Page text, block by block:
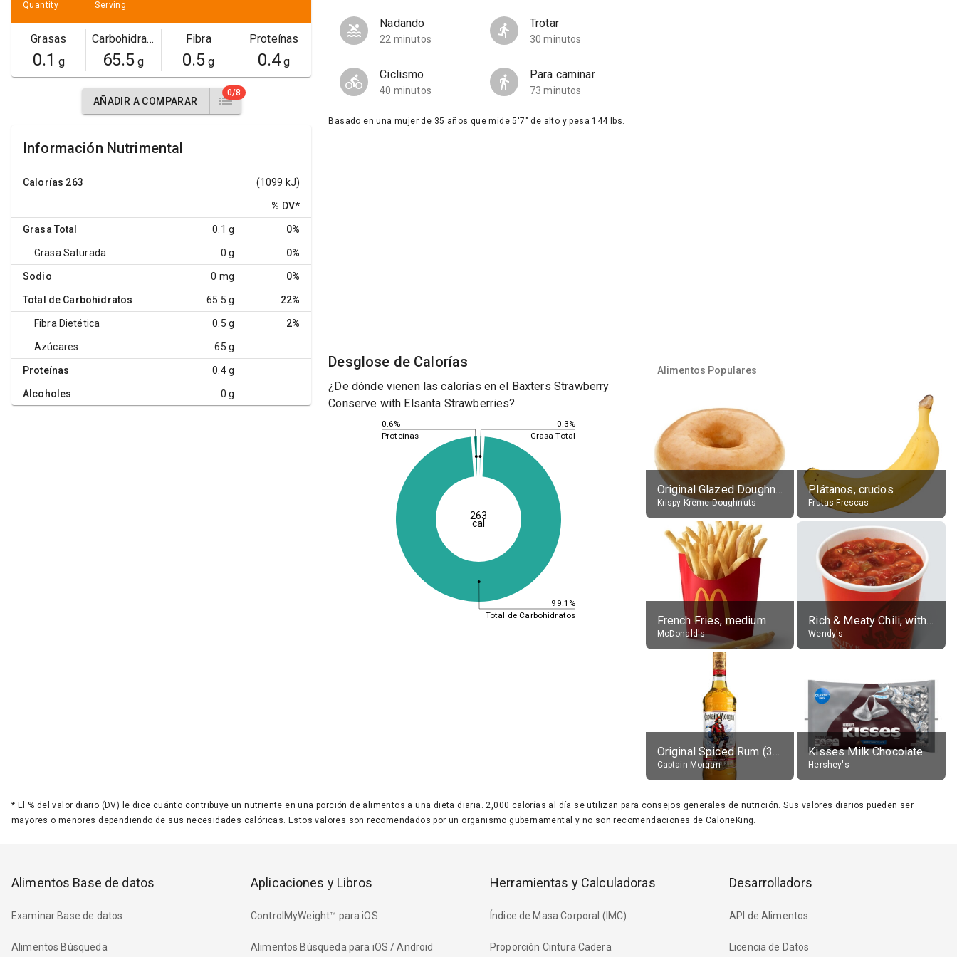
Quantity Serving
Grasas
0.1 g
Carbohidratos
65.5 g
Fibra
0.5 g
Proteínas
0.4g
AÑADIR A COMPARAR
0/8
Información Nutrimental
Calorías 263 (1099 kJ)
% DV*
Grasa Total 0.1 g 0%
Grasa Saturada 0 g 0%
Sodio 0 mg 0%
Total de Carbohidratos 65.5 g 22%
Fibra Dietética 0.5 g 2%
Azúcares 65 g
Proteínas 0.4 g
Alcoholes 0 g
Nadando
22 minutos
Trotar
30 minutos
Ciclismo
40 minutos
Para caminar
73 minutos
Basado en una mujer de 35 años que mide 5'7" de alto y pesa 144 lbs.
Desglose de Calorías
¿De dónde vienen las calorías en el Baxters Strawberry
Conserve with Elsanta Strawberries?
0.3%
99.1%
0.6%
Grasa Total
Total de Carbohidratos
Proteínas
263
cal
Alimentos Populares
Original Glazed Doughnut
Krispy Kreme Doughnuts
Plátanos, crudos
Frutas Frescas
French Fries, medium
McDonald's
Rich & Meaty Chili, without toppings, large
Wendy's
Original Spiced Rum (35% alc.)
Captain Morgan
Kisses Milk Chocolate
Hershey's
* El % del valor diario (DV) le dice cuánto contribuye un nutriente en una porción de alimentos a una dieta diaria. 2,000 calorías al día se utilizan para consejos generales de nutrición. Sus valores diarios pueden ser
mayores o menores dependiendo de sus necesidades calóricas. Estos valores son recomendados por un organismo gubernamental y no son recomendaciones de CalorieKing.
Alimentos Base de datos
Examinar Base de datos
Alimentos Búsqueda
Aplicaciones y Libros
ControlMyWeight™ para iOS
Alimentos Búsqueda para iOS / Android
Herramientas y Calculadoras
Índice de Masa Corporal (IMC)
Proporción Cintura Cadera
Desarrolladors
API de Alimentos
Licencia de Datos